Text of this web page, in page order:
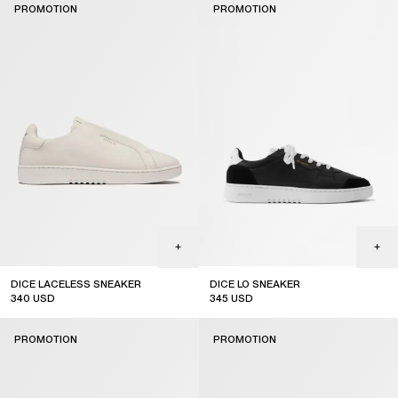
DICE LACELESS SNEAKER
340 USD
PROMOTION
DICE LO SNEAKER
345 USD
PROMOTION
PROMOTION PROMOTION